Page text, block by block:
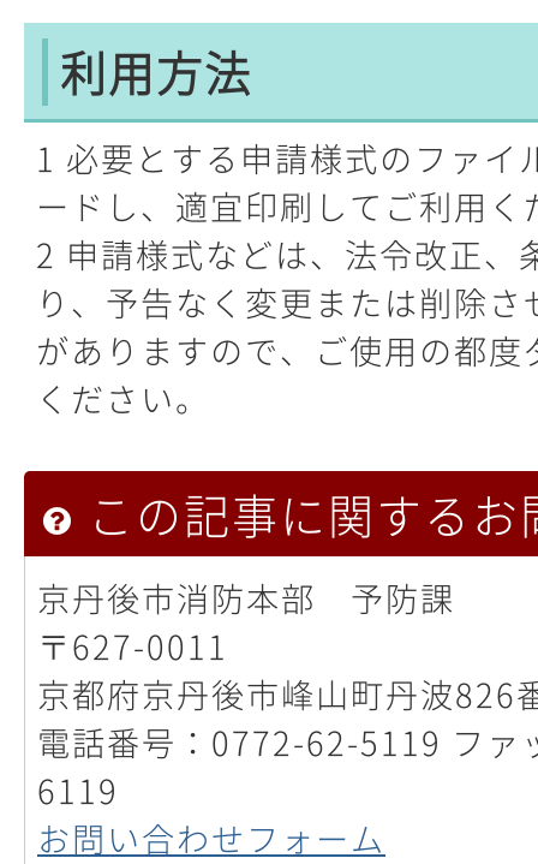
利用方法
1 必要とする申請様式のファイ
ードし、適宜印刷してご利用く
2 申請様式などは、法令改正、
り、予告なく変更または削除
がありますので、ご使用の都
ください。
この記事に関する
京丹後市消防本部 予防課
〒627-0011
京都府京丹後市峰山町丹波826
電話番号：0772-62-5119 フ
6119
お問い合わせフォーム